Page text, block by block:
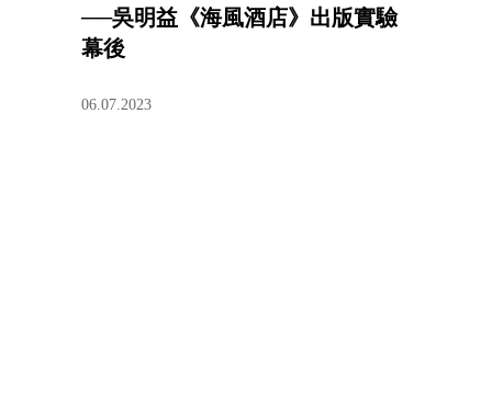
──吳明益《海風酒店》出版實驗
幕後
06.07.2023